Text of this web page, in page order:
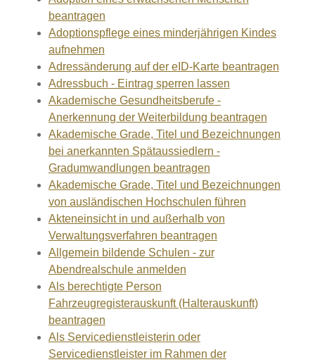
beantragen
Adoptionspflege eines minderjährigen Kindes
aufnehmen
Adressänderung auf der eID-Karte beantragen
Adressbuch - Eintrag sperren lassen
Akademische Gesundheitsberufe -
Anerkennung der Weiterbildung beantragen
Akademische Grade, Titel und Bezeichnungen
bei anerkannten Spätaussiedlern -
Gradumwandlungen beantragen
Akademische Grade, Titel und Bezeichnungen
von ausländischen Hochschulen führen
Akteneinsicht in und außerhalb von
Verwaltungsverfahren beantragen
Allgemein bildende Schulen - zur
Abendrealschule anmelden
Als berechtigte Person
Fahrzeugregisterauskunft (Halterauskunft)
beantragen
Als Servicedienstleisterin oder
Servicedienstleister im Rahmen der